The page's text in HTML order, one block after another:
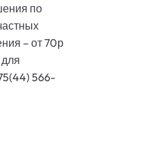
по
– от 70р
566-